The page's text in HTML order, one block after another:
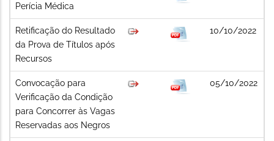
Perícia Médica
Retificação do Resultado
da Prova de Títulos após
Recursos
10/10/2022
Convocação para
Verificação da Condição
para Concorrer às Vagas
Reservadas aos Negros
05/10/2022